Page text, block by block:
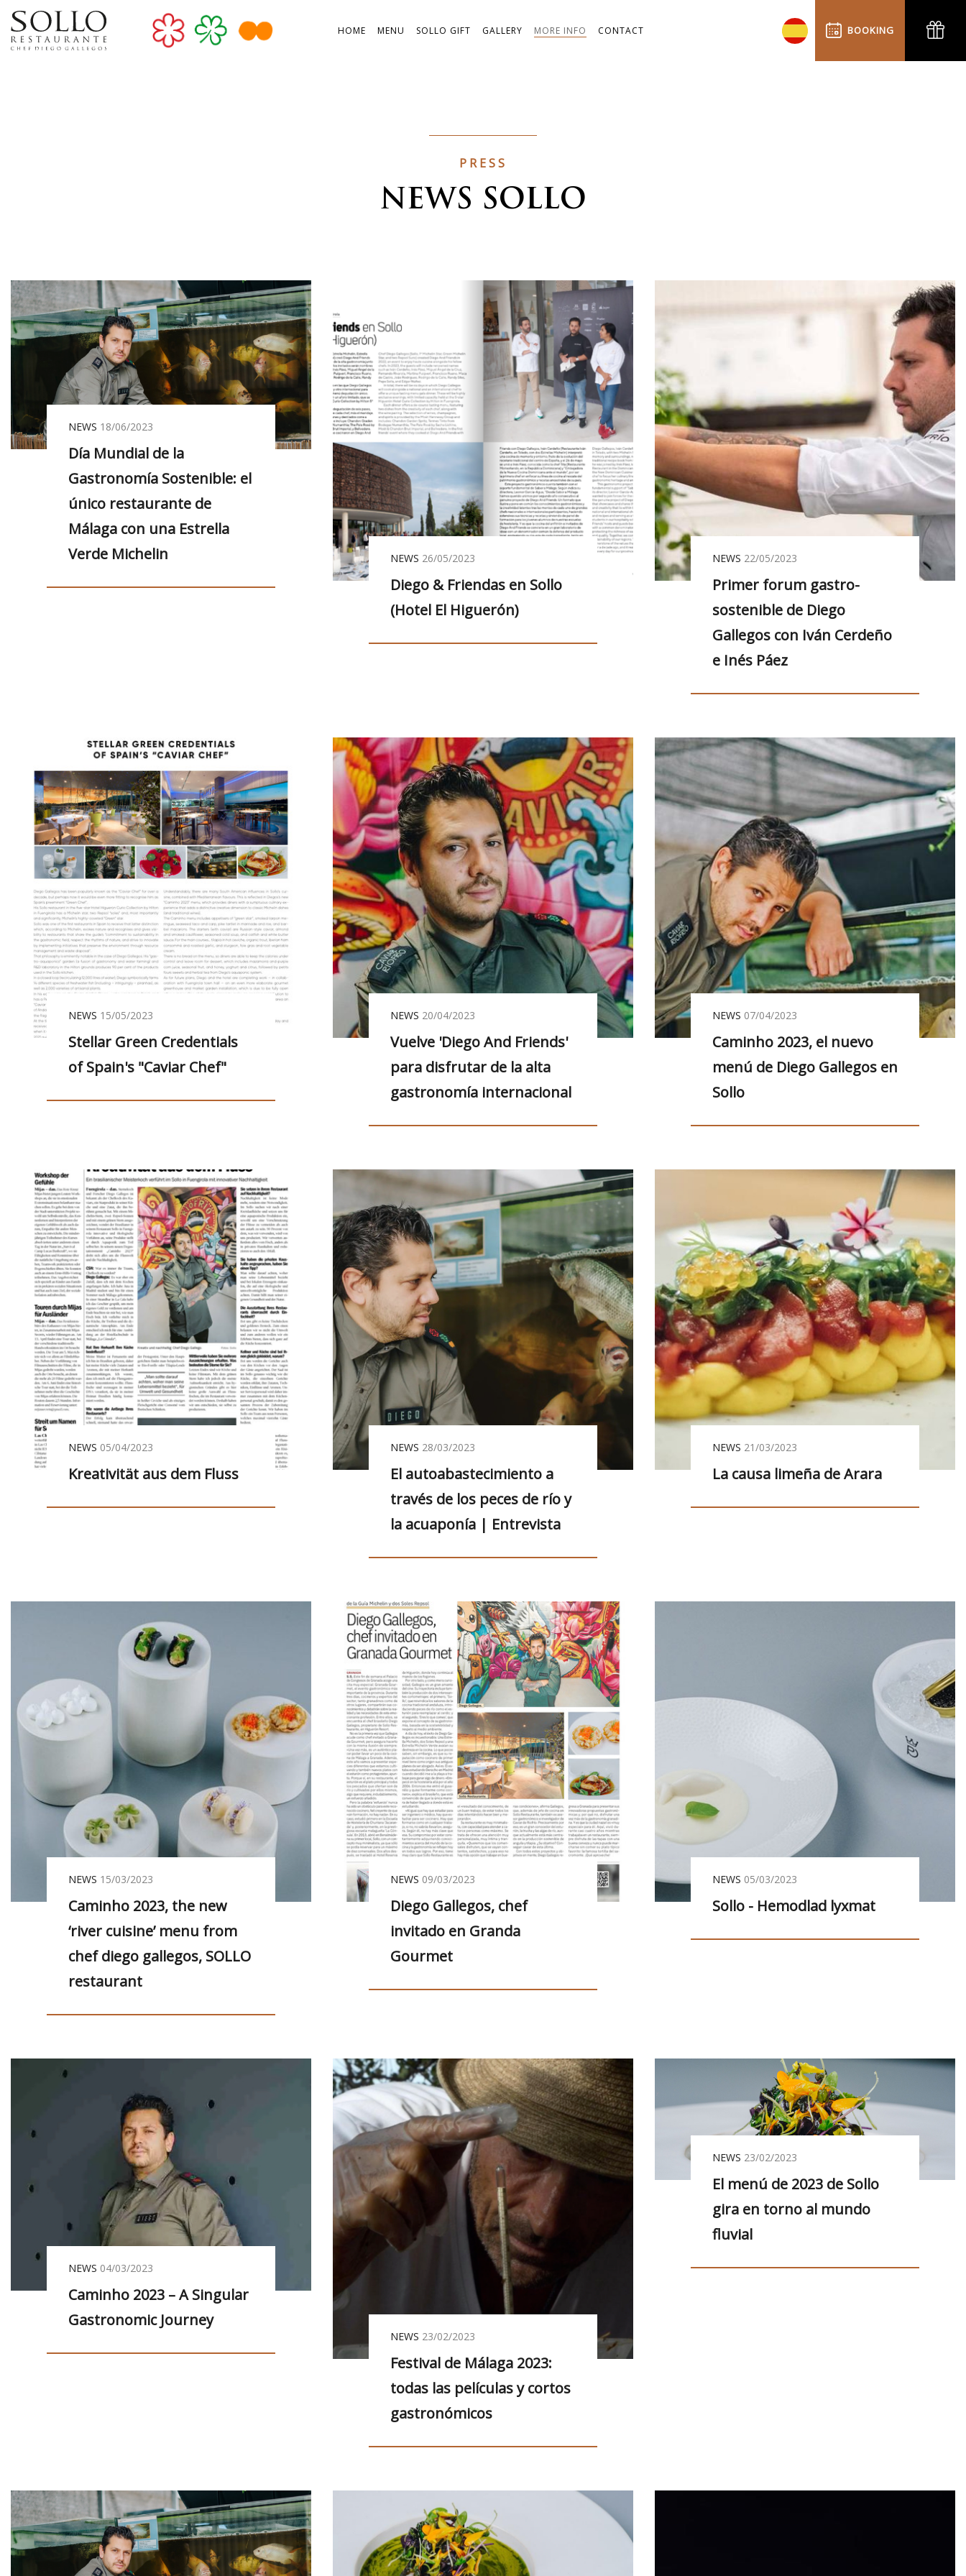
HOME MENU SOLLO GIFT GALLERY MORE INFO CONTACT BOOKING
PRESS
NEWS SOLLO
NEWS 18/06/2023
Día Mundial de la
Gastronomía Sostenible: el
único restaurante de
Málaga con una Estrella
Verde Michelin
NEWS 26/05/2023
Diego & Friendas en Sollo
(Hotel El Higuerón)
NEWS 22/05/2023
Primer forum gastro-
sostenible de Diego
Gallegos con Iván Cerdeño
e Inés Páez
NEWS 15/05/2023
Stellar Green Credentials
of Spain's "Caviar Chef"
NEWS 20/04/2023
Vuelve 'Diego And Friends'
para disfrutar de la alta
gastronomía internacional
NEWS 07/04/2023
Caminho 2023, el nuevo
menú de Diego Gallegos en
Sollo
NEWS 05/04/2023
Kreativität aus dem Fluss
NEWS 28/03/2023
El autoabastecimiento a
través de los peces de río y
la acuaponía | Entrevista
NEWS 21/03/2023
La causa limeña de Arara
NEWS 15/03/2023
Caminho 2023, the new
‘river cuisine’ menu from
chef diego gallegos, SOLLO
restaurant
NEWS 09/03/2023
Diego Gallegos, chef
invitado en Granda
Gourmet
NEWS 05/03/2023
Sollo - Hemodlad lyxmat
NEWS 04/03/2023
Caminho 2023 – A Singular
Gastronomic Journey
NEWS 23/02/2023
Festival de Málaga 2023:
todas las películas y cortos
gastronómicos
NEWS 23/02/2023
El menú de 2023 de Sollo
gira en torno al mundo
fluvial